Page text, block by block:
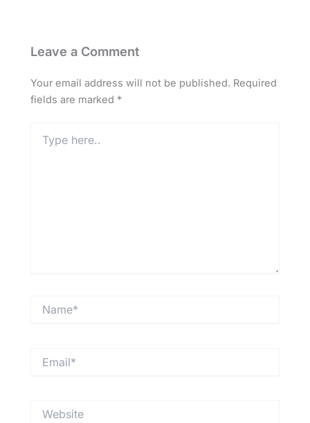
Leave a Comment
Your email address will not be published. Required
fields are marked *
here..